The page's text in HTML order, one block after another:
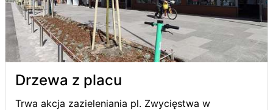
Drzewa z placu
Trwa akcja zazieleniania pl. Zwycięstwa w